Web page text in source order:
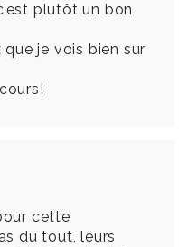
plutôt un bon
je vois bien sur
cette
du tout, leurs